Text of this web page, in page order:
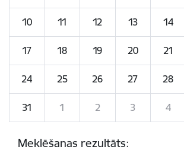
10 11 12 13 14
17 18 19 20 21
24 25 26 27 28
31 1 2 3 4
Meklēšanas rezultāts: